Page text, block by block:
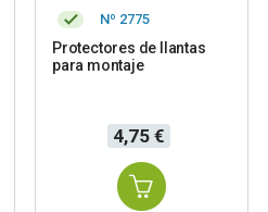
Nº 2775
Protectores de llantas
para montaje
Precio
4,75 €